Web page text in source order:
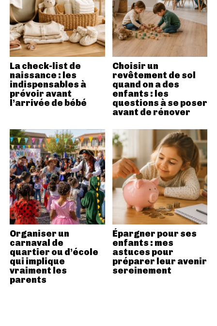
La check-list de
naissance : les
indispensables à
prévoir avant
l’arrivée de bébé
Choisir un
revêtement de sol
quand on a des
enfants : les
questions à se poser
avant de rénover
Organiser un
carnaval de
quartier ou d’école
qui implique
vraiment les
parents
Épargner pour ses
enfants : mes
astuces pour
préparer leur avenir
sereinement